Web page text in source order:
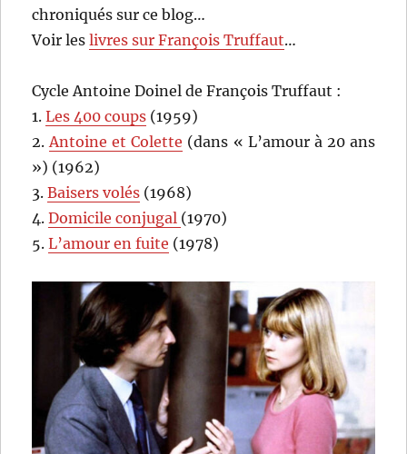
chroniqués sur ce blog…
Voir leslivres sur François Truffaut…
Cycle Antoine Doinel de François Truffaut :
1.Les 400 coups (1959)
2.Antoine et Colette (dans « L’amour à 20 ans
») (1962)
3.Baisers volés (1968)
4.Domicile conjugal (1970)
5.L’amour en fuite (1978)